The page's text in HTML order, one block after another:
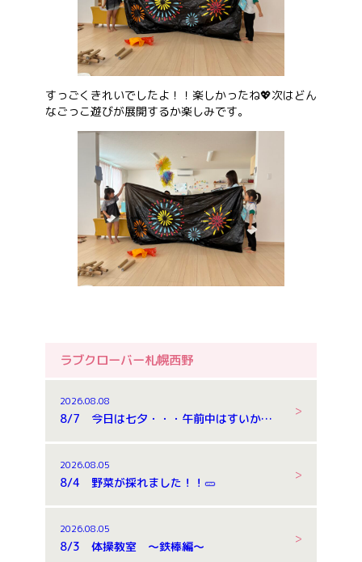
すっごくきれいでしたよ！！楽しかったね💖次はどん
なごっこ遊びが展開するか楽しみです。
ラブクローバー札幌西野
2026.08.08
8/7 今日は七夕・・・午前中はすいか割りもしました。
2026.08.05
8/4 野菜が採れました！！🥒
2026.08.05
8/3 体操教室 ～鉄棒編～